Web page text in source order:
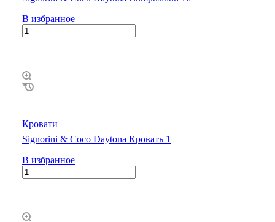
В избранное
Кровати
Signorini & Coco Daytona Кровать 1
В избранное